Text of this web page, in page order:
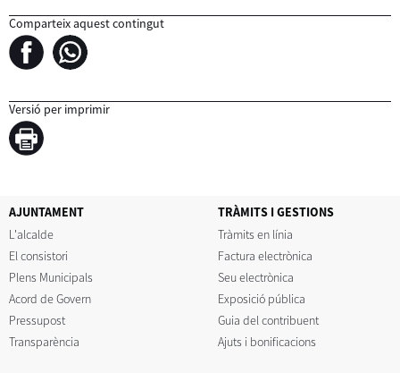
Comparteix aquest contingut
Versió per imprimir
AJUNTAMENT
L'alcalde
El consistori
Plens Municipals
Acord de Govern
Pressupost
Transparència
TRÀMITS I GESTIONS
Tràmits en línia
Factura electrònica
Seu electrònica
Exposició pública
Guia del contribuent
Ajuts i bonificacions